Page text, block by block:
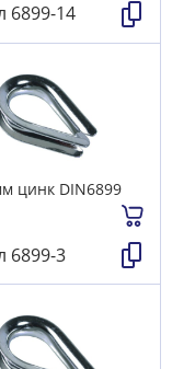
6899-14
цинк DIN6899
6899-3